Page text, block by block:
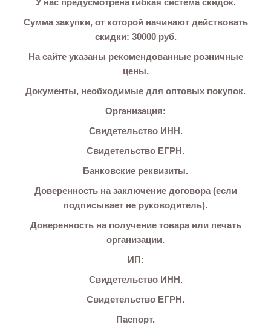
У нас предусмотрена гибкая система скидок.
Сумма закупки, от которой начинают действовать
скидки: 30000 руб.
На сайте указаны рекомендованные розничные
цены.
Документы, необходимые для оптовых покупок.
Организация:
Свидетельство ИНН.
Свидетельство ЕГРН.
Банковские реквизиты.
Доверенность на заключение договора (если
подписывает не руководитель).
Доверенность на получение товара или печать
организации.
ИП:
Свидетельство ИНН.
Свидетельство ЕГРН.
Паспорт.